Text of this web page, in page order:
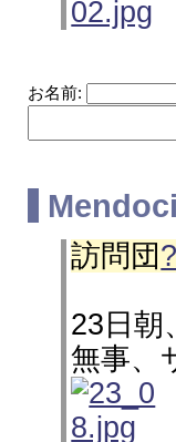
お名前:
訪問団 ?
23日朝
無事、